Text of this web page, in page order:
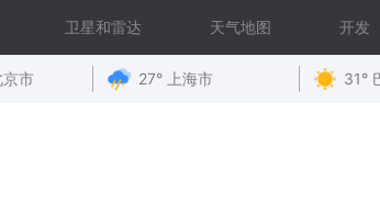
卫星和雷达 天气地图 开发
京市 27° 上海市 31°